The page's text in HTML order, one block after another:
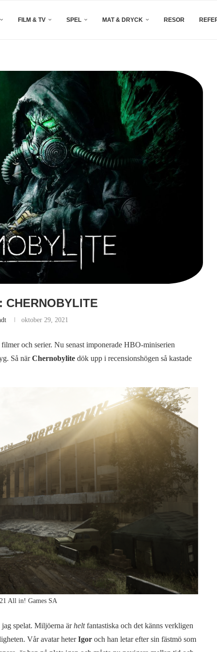
FILM & TV SPEL MAT & DRYCK RESOR
CHERNOBYLITE
oktober 29, 2021
och serier. Nu senast imponerade HBO-miniserien
Så närChernobylitedök upp i recensionshögen så kastade
All in! Games SA
spelat. Miljöerna ärheltfantastiska och det känns verkligen
Vår avatar heterIgoroch han letar efter sin fästmö som